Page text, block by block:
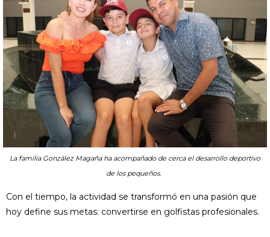
La familia González Magaña ha acompañado de cerca el desarrollo deportivo
de los pequeños.
Con el tiempo, la actividad se transformó en una pasión que
hoy define sus metas: convertirse en golfistas profesionales.